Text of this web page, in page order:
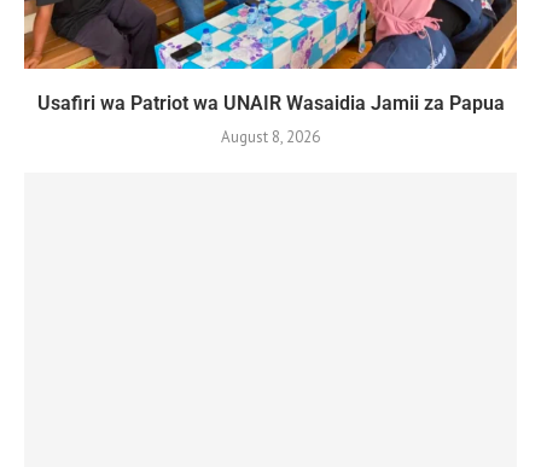
Usafiri wa Patriot wa UNAIR Wasaidia Jamii za Papua
August 8, 2026